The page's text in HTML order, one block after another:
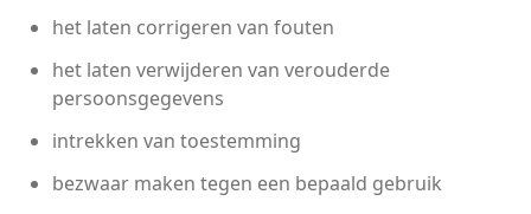
het laten corrigeren van fouten
het laten verwijderen van verouderde
persoonsgegevens
intrekken van toestemming
bezwaar maken tegen een bepaald gebruik